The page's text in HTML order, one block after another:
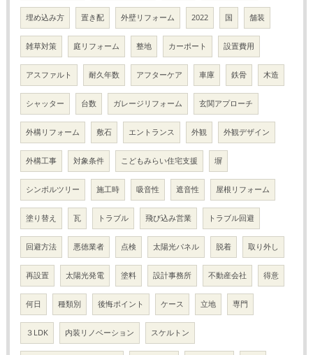
埋め込み方 置き配 外壁リフォーム 2022 国 舗装
雑草対策 庭リフォーム 整地 カーポート 設置費用
アスファルト 耐久年数 アフターケア 車庫 鉄骨 木造
シャッター 台数 ガレージリフォーム 玄関アプローチ
外構リフォーム 敷石 エントランス 外観 外観デザイン
外構工事 対象条件 こどもみらい住宅支援 塀
シンボルツリー 施工時 吸音性 遮音性 屋根リフォーム
塗り替え 瓦 トラブル 飛び込み営業 トラブル回避
回避方法 悪徳業者 点検 太陽光パネル 脱着 取り外し
再設置 太陽光発電 塗料 設計事務所 不動産会社 得意
何日 種類別 後悔ポイント ケース 立地 専門
３LDK 内装リノベーション スケルトン